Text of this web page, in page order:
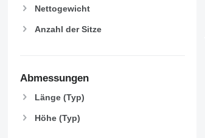
Nettogewicht
Anzahl der Sitze
Abmessungen
Länge (Typ)
Höhe (Typ)